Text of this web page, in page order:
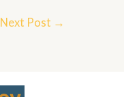
Next Post →